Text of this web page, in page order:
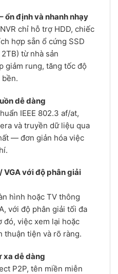
ổn định và nhanh nhạy
chỉ hỗ trợ HDD, chiếc
hợp sẵn ổ cứng SSD
từ nhà sản
giảm rung, tăng tốc độ
bền.
dễ dàng
IEEE 802.3 af/at,
và truyền dữ liệu qua
— đơn giản hóa việc
VGA với độ phân giải
hình hoặc TV thông
với độ phân giải tối đa
đó, việc xem lại hoặc
thuận tiện và rõ ràng.
xa dễ dàng
P2P, tên miền miễn